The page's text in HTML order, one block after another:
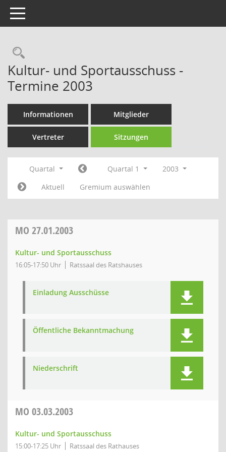
Toggle navigation
Rechercheauswahl
Kultur- und Sportausschuss -
Termine 2003
Informationen Mitglieder
Vertreter Sitzungen
Quartal Quartal 1
2003
Aktuell
Gremium auswählen
MO 27.01.2003
Kultur- und Sportausschuss
16:05-17:50 Uhr Ratssaal des Ratshauses
Einladung Ausschüsse
Öffentliche Bekanntmachung
Niederschrift
MO 03.03.2003
Kultur- und Sportausschuss
15:00-17:25 Uhr Ratssaal des Rathauses